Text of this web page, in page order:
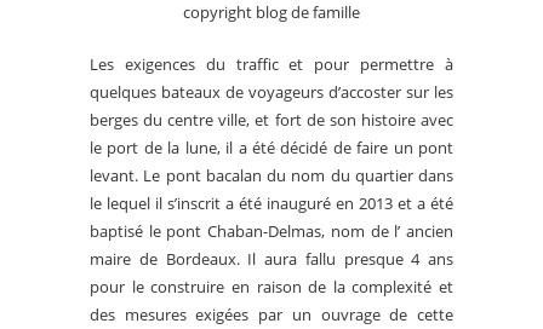
copyright blog de famille
Les exigences du traffic et pour permettre à
quelques bateaux de voyageurs d’accoster sur les
berges du centre ville, et fort de son histoire avec
le port de la lune, il a été décidé de faire un pont
levant. Le pont bacalan du nom du quartier dans
le lequel il s’inscrit a été inauguré en 2013 et a été
baptisé le pont Chaban-Delmas, nom de l’ ancien
maire de Bordeaux. Il aura fallu presque 4 ans
pour le construire en raison de la complexité et
des mesures exigées par un ouvrage de cette